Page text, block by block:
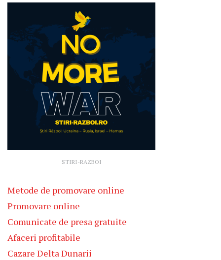
STIRI-RAZBOI
Metode de promovare online
Promovare online
Comunicate de presa gratuite
Afaceri profitabile
Cazare Delta Dunarii